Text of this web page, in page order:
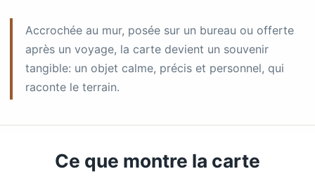
Accrochée au mur, posée sur un bureau ou offerte
après un voyage, la carte devient un souvenir
tangible: un objet calme, précis et personnel, qui
raconte le terrain.
Ce que montre la carte